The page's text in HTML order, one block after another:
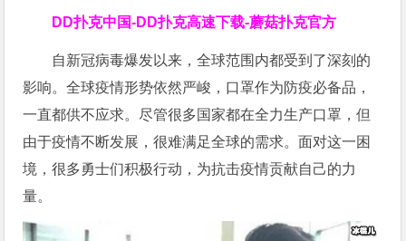
DD扑克中国-DD扑克高速下载-蘑菇扑克官方
自新冠病毒爆发以来，全球范围内都受到了深刻的
影响。全球疫情形势依然严峻，口罩作为防疫必备品，
一直都供不应求。尽管很多国家都在全力生产口罩，但
由于疫情不断发展，很难满足全球的需求。面对这一困
境，很多勇士们积极行动，为抗击疫情贡献自己的力
量。